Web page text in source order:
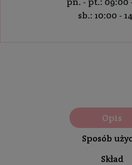
sb.: 10:00 -
Opis
Sposób
Skład